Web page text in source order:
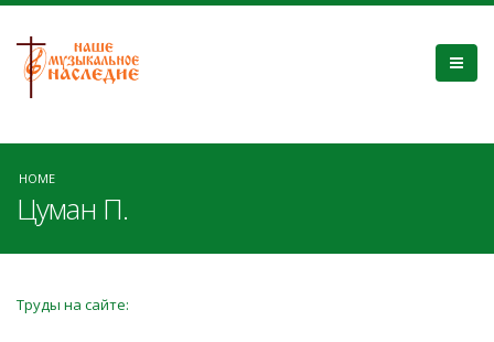
HOME
Цуман П.
Труды на сайте: